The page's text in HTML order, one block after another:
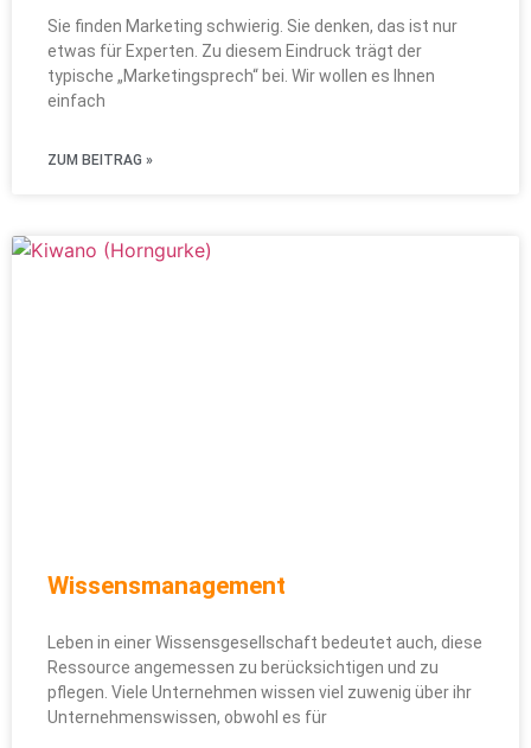
Sie finden Marketing schwierig. Sie denken, das ist nur
etwas für Experten. Zu diesem Eindruck trägt der
typische „Marketingsprech“ bei. Wir wollen es Ihnen
einfach
ZUM BEITRAG »
Wissensmanagement
Leben in einer Wissensgesellschaft bedeutet auch, diese
Ressource angemessen zu berücksichtigen und zu
pflegen. Viele Unternehmen wissen viel zuwenig über ihr
Unternehmenswissen, obwohl es für